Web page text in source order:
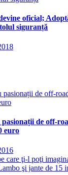
oficial;
siguranță
de off-
euro